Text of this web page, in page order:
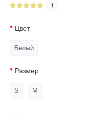
1
Цвет
Белый
Размер
S M